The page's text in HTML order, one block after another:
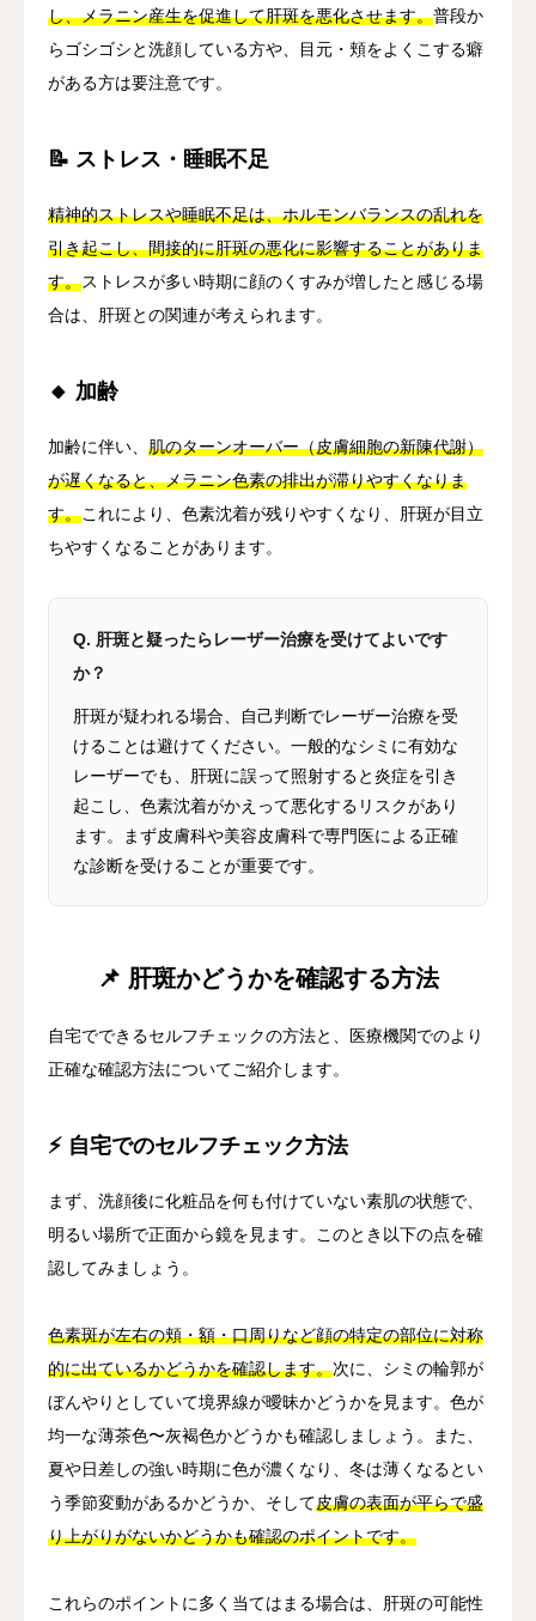
し、メラニン産生を促進して肝斑を悪化させます。普段か
らゴシゴシと洗顔している方や、目元・頬をよくこする癖
がある方は要注意です。
📝 ストレス・睡眠不足
精神的ストレスや睡眠不足は、ホルモンバランスの乱れを
引き起こし、間接的に肝斑の悪化に影響することがありま
す。ストレスが多い時期に顔のくすみが増したと感じる場
合は、肝斑との関連が考えられます。
🔸 加齢
加齢に伴い、 肌のターンオーバー（皮膚細胞の新陳代謝）
が遅くなると、メラニン色素の排出が滞りやすくなりま
す。これにより、色素沈着が残りやすくなり、肝斑が目立
ちやすくなることがあります。
Q. 肝斑と疑ったらレーザー治療を受けてよいです
か？
肝斑が疑われる場合、自己判断でレーザー治療を受
けることは避けてください。一般的なシミに有効な
レーザーでも、肝斑に誤って照射すると炎症を引き
起こし、色素沈着がかえって悪化するリスクがあり
ます。まず皮膚科や美容皮膚科で専門医による正確
な診断を受けることが重要です。
📌 肝斑かどうかを確認する方法
自宅でできるセルフチェックの方法と、医療機関でのより
正確な確認方法についてご紹介します。
⚡ 自宅でのセルフチェック方法
まず、洗顔後に化粧品を何も付けていない素肌の状態で、
明るい場所で正面から鏡を見ます。このとき以下の点を確
認してみましょう。
色素斑が左右の頬・額・口周りなど顔の特定の部位に対称
的に出ているかどうかを確認します。次に、シミの輪郭が
ぼんやりとしていて境界線が曖昧かどうかを見ます。色が
均一な薄茶色〜灰褐色かどうかも確認しましょう。また、
夏や日差しの強い時期に色が濃くなり、冬は薄くなるとい
う季節変動があるかどうか、そして皮膚の表面が平らで盛
り上がりがないかどうかも確認のポイントです。
これらのポイントに多く当てはまる場合は、肝斑の可能性